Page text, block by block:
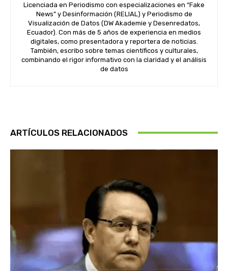
Licenciada en Periodismo con especializaciones en “Fake
News” y Desinformación (RELIAL) y Periodismo de
Visualización de Datos (DW Akademie y Desenredatos,
Ecuador). Con más de 5 años de experiencia en medios
digitales, como presentadora y reportera de noticias.
También, escribo sobre temas científicos y culturales,
combinando el rigor informativo con la claridad y el análisis
de datos
ARTÍCULOS RELACIONADOS